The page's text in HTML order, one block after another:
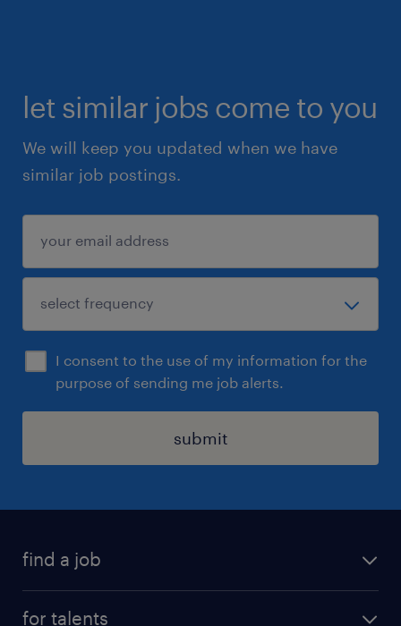
let similar jobs come to you
We will keep you updated when we have
similar job postings.
I consent to the use of my information for the
purpose of sending me job alerts.
submit
find a job
for talents